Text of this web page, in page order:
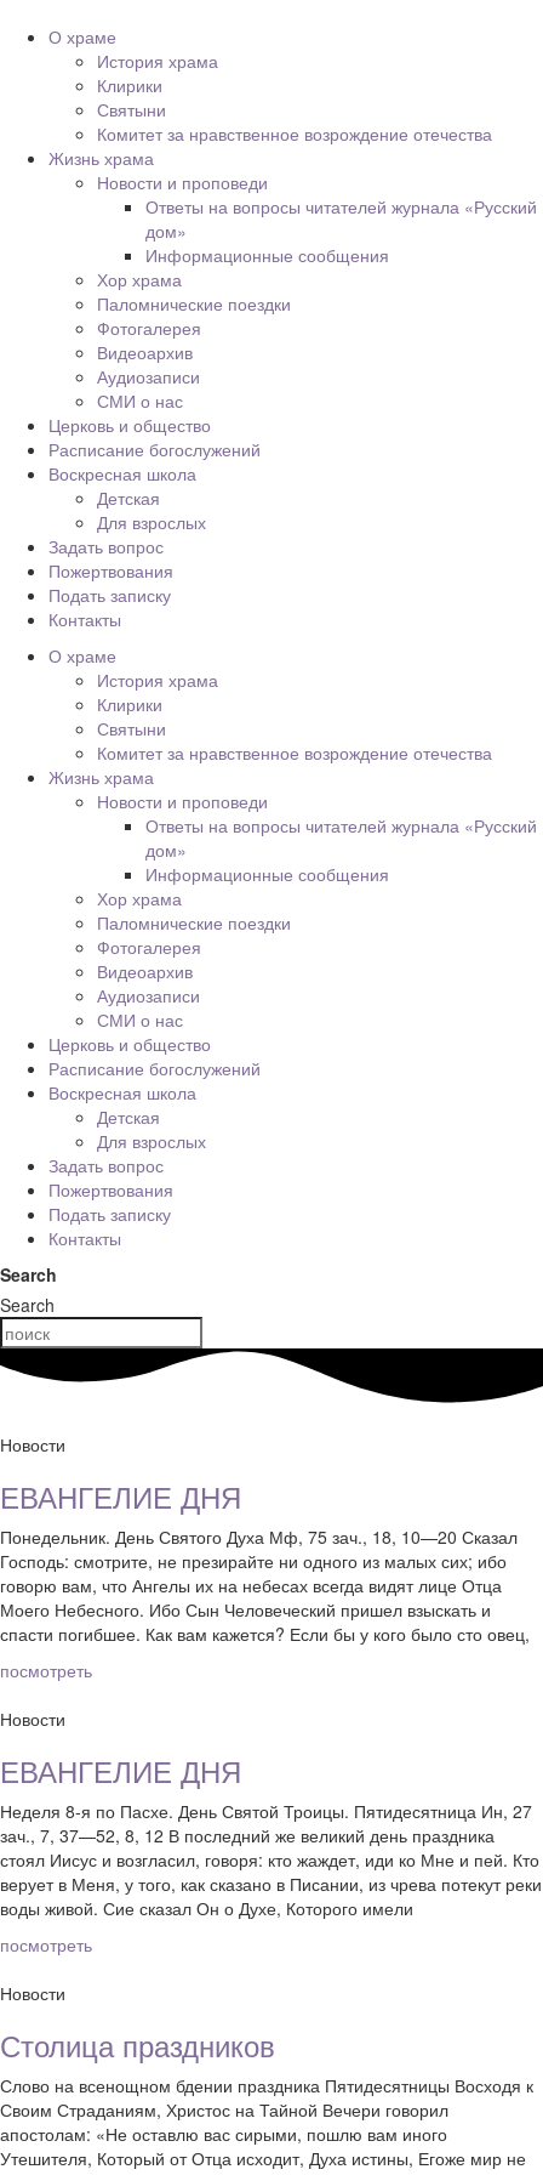
О храме
История храма
Клирики
Святыни
Комитет за нравственное возрождение отечества
Жизнь храма
Новости и проповеди
Ответы на вопросы читателей журнала «Русский
дом»
Информационные сообщения
Хор храма
Паломнические поездки
Фотогалерея
Видеоархив
Аудиозаписи
СМИ о нас
Церковь и общество
Расписание богослужений
Воскресная школа
Детская
Для взрослых
Задать вопрос
Пожертвования
Подать записку
Контакты
О храме
История храма
Клирики
Святыни
Комитет за нравственное возрождение отечества
Жизнь храма
Новости и проповеди
Ответы на вопросы читателей журнала «Русский
дом»
Информационные сообщения
Хор храма
Паломнические поездки
Фотогалерея
Видеоархив
Аудиозаписи
СМИ о нас
Церковь и общество
Расписание богослужений
Воскресная школа
Детская
Для взрослых
Задать вопрос
Пожертвования
Подать записку
Контакты
Search
Search
Новости
ЕВАНГЕЛИЕ ДНЯ
Понедельник. День Святого Духа Мф, 75 зач., 18, 10—20 Сказал
Господь: смотрите, не презирайте ни одного из малых сих; ибо
говорю вам, что Ангелы их на небесах всегда видят лице Отца
Моего Небесного. Ибо Сын Человеческий пришел взыскать и
спасти погибшее. Как вам кажется? Если бы у кого было сто овец,
посмотреть
Новости
ЕВАНГЕЛИЕ ДНЯ
Неделя 8-я по Пасхе. День Святой Троицы. Пятидесятница Ин, 27
зач., 7, 37—52, 8, 12 В последний же великий день праздника
стоял Иисус и возгласил, говоря: кто жаждет, иди ко Мне и пей. Кто
верует в Меня, у того, как сказано в Писании, из чрева потекут реки
воды живой. Сие сказал Он о Духе, Которого имели
посмотреть
Новости
Столица праздников
Слово на всенощном бдении праздника Пятидесятницы Восходя к
Своим Страданиям, Христос на Тайной Вечери говорил
апостолам: «Не оставлю вас сирыми, пошлю вам иного
Утешителя, Который от Отца исходит, Духа истины, Егоже мир не